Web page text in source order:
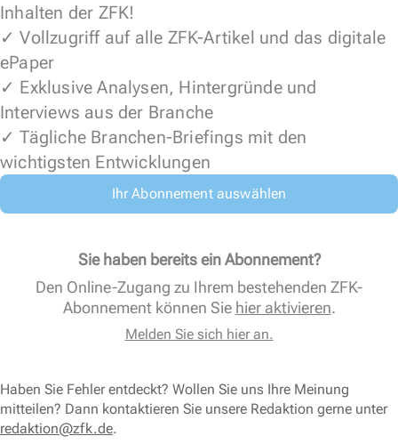
Inhalten der ZFK!
✓ Vollzugriff auf alle ZFK-Artikel und das digitale
ePaper
✓ Exklusive Analysen, Hintergründe und
Interviews aus der Branche
✓ Tägliche Branchen-Briefings mit den
wichtigsten Entwicklungen
Ihr Abonnement auswählen
Sie haben bereits ein Abonnement?
Den Online-Zugang zu Ihrem bestehenden ZFK-
Abonnement können Sie hier aktivieren.
Melden Sie sich hier an.
Haben Sie Fehler entdeckt? Wollen Sie uns Ihre Meinung
mitteilen? Dann kontaktieren Sie unsere Redaktion gerne unter
redaktion@zfk.de.